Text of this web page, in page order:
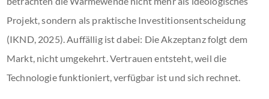
Projekt, sondern als praktische Investitionsentscheidung
(IKND, 2025). Auffällig ist dabei: Die Akzeptanz folgt dem
Markt, nicht umgekehrt. Vertrauen entsteht, weil die
Technologie funktioniert, verfügbar ist und sich rechnet.